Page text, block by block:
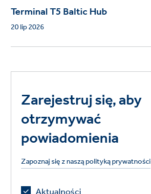
Terminal T5 Baltic Hub
20 lip 2026
Zarejestruj się, aby
otrzymywać
powiadomienia
Zapoznaj się z naszą polityką prywatności